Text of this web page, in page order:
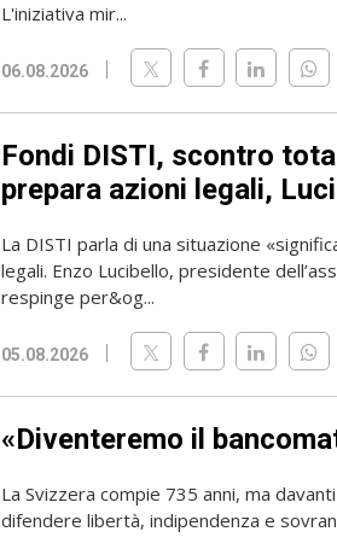
L'iniziativa mir...
06.08.2026
Fondi DISTI, scontro
prepara azioni legali,
La DISTI parla di una situazione
legali. Enzo Lucibello, presidente
respinge per&og...
05.08.2026
«Diventeremo il
La Svizzera compie 735 anni, ma
difendere libertà, indipendenza e